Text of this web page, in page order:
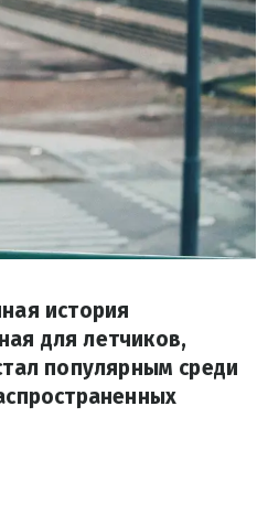
история
для летчиков,
популярным среди